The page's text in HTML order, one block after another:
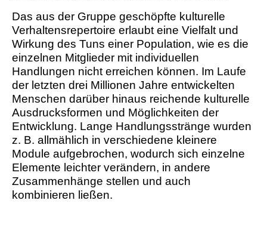
Das aus der Gruppe geschöpfte kulturelle
Verhaltensrepertoire erlaubt eine Vielfalt und
Wirkung des Tuns einer Population, wie es die
einzelnen Mitglieder mit individuellen
Handlungen nicht erreichen können. Im Laufe
der letzten drei Millionen Jahre entwickelten
Menschen darüber hinaus reichende kulturelle
Ausdrucksformen und Möglichkeiten der
Entwicklung. Lange Handlungsstränge wurden
z. B. allmählich in verschiedene kleinere
Module aufgebrochen, wodurch sich einzelne
Elemente leichter verändern, in andere
Zusammenhänge stellen und auch
kombinieren ließen.